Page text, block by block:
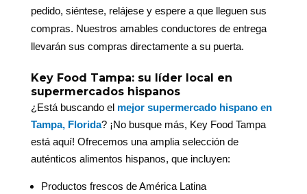
pedido, siéntese, relájese y espere a que lleguen sus
compras. Nuestros amables conductores de entrega
llevarán sus compras directamente a su puerta.
Key Food Tampa: su líder local en
supermercados hispanos
¿Está buscando el mejor supermercado hispano en
Tampa, Florida? ¡No busque más, Key Food Tampa
está aquí! Ofrecemos una amplia selección de
auténticos alimentos hispanos, que incluyen:
Productos frescos de América Latina